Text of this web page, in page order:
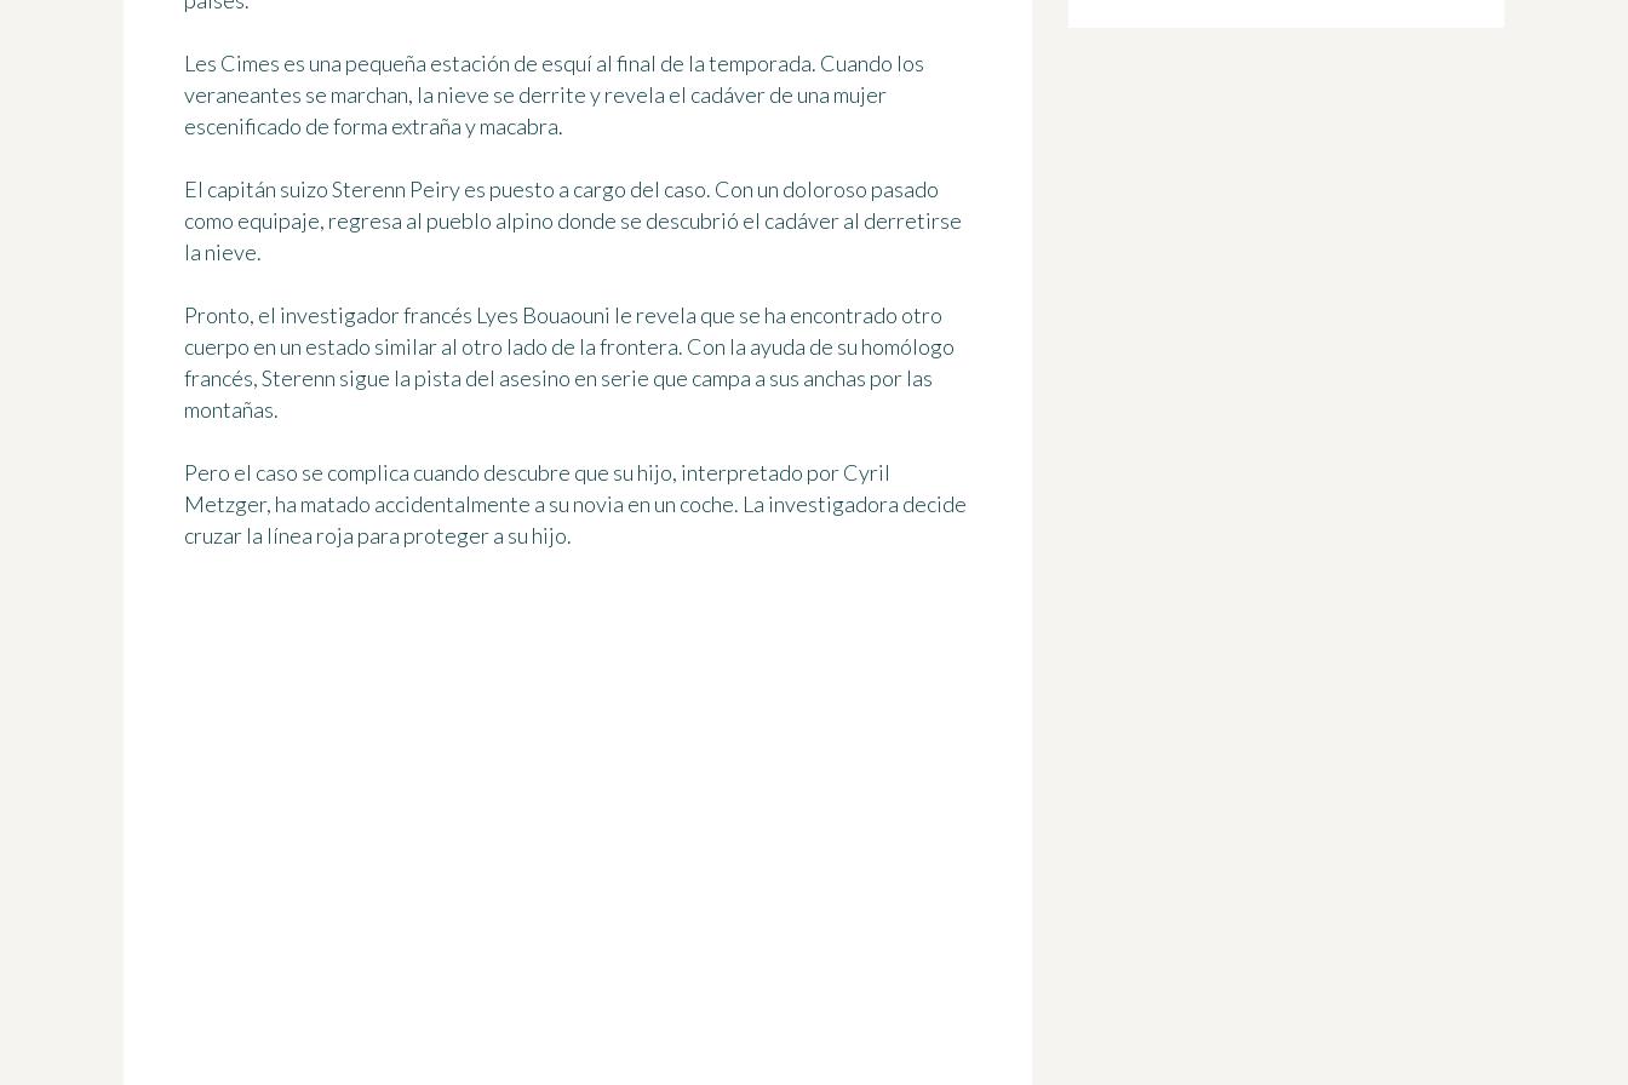
Les Cimes es una pequeña estación de esquí al final de la temporada. Cuando los
veraneantes se marchan, la nieve se derrite y revela el cadáver de una mujer
escenificado de forma extraña y macabra.
El capitán suizoSterenn Peiryes puesto a cargo del caso. Con un doloroso pasado
como equipaje, regresa al pueblo alpino donde se descubrió el cadáver al derretirse
la nieve.
Pronto, el investigador francés Lyes Bouaouni le revela que se ha encontrado otro
cuerpo en un estado similar al otro lado de la frontera. Con la ayuda de su homólogo
francés, Sterenn sigue la pista del asesino en serie que campa a sus anchas por las
montañas.
Pero el caso se complica cuando descubre que su hijo, interpretado por Cyril
Metzger, ha matado accidentalmente a su novia en un coche. La investigadora decide
cruzar la línea roja para proteger a su hijo.